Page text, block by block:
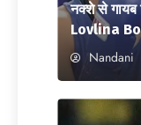
नक्शे से गायब
Lovlina
Nandani